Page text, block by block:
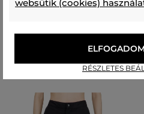
websütik (cookies)
RÉSZLETES